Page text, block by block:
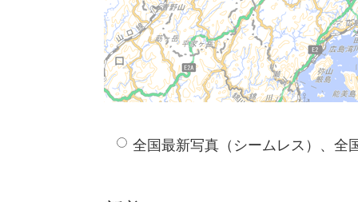
全国最新写真（シームレス）、全